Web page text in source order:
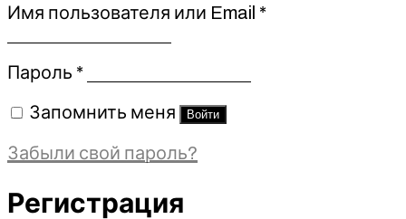
Имя пользователя или Email *Обязательно
Пароль *Обязательно
Запомнить меня Войти
Забыли свой пароль?
Регистрация